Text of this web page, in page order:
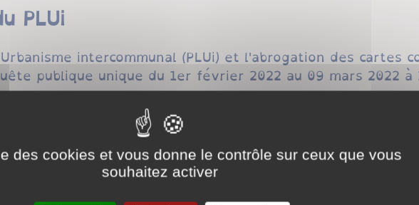
PLUi
intercommunal (PLUi) et l'abrogation des cartes
publique unique du 1er février 2022 au 09 mars 2022 à
d’enquête a transmis son rapport et ses conclusions
lien ci-dessous:
de la commission d’enquête
de la commission d’enquête sont également tenus à
des cookies et vous donne le contrôle sur ceux que vous
souhaitez activer